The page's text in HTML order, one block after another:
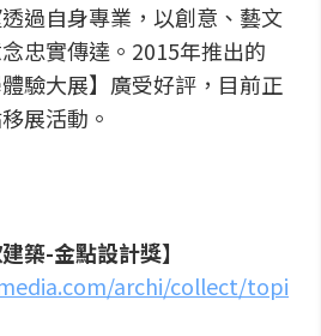
過自身專業，以創意、藝文
忠實傳達。2015年推出的
體驗大展】廣受好評，目前正
展活動。
築-金點設計獎】
archi/collect/topi